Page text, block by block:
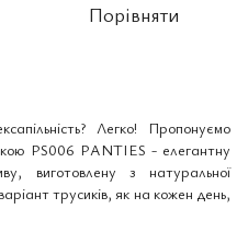
Порівняти
Легко! Пропонуємо
PS006 PANTIES - елегантну
виготовлену з натуральної
трусиків, як на кожен день,